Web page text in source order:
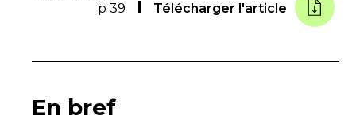
p 39 Télécharger l'article
En bref